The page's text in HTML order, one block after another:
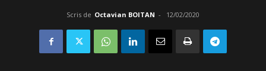
Scris de Octavian BOITAN - 12/02/2020